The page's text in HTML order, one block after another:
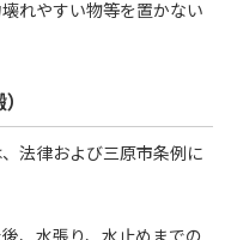
れやすい物等を置かない
法律および三原市条例に